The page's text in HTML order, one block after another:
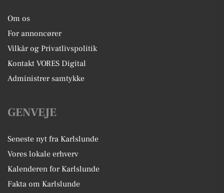
Om os
For annoncører
Vilkår og Privatlivspolitik
Kontakt VORES Digital
Administrer samtykke
GENVEJE
Seneste nyt fra Karlslunde
Vores lokale erhverv
Kalenderen for Karlslunde
Fakta om Karlslunde